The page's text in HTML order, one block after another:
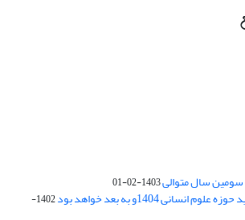
سال متوالی1403-02-01
1404و به بعد خواهد بود
1402-